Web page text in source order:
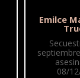
Emilce
08/